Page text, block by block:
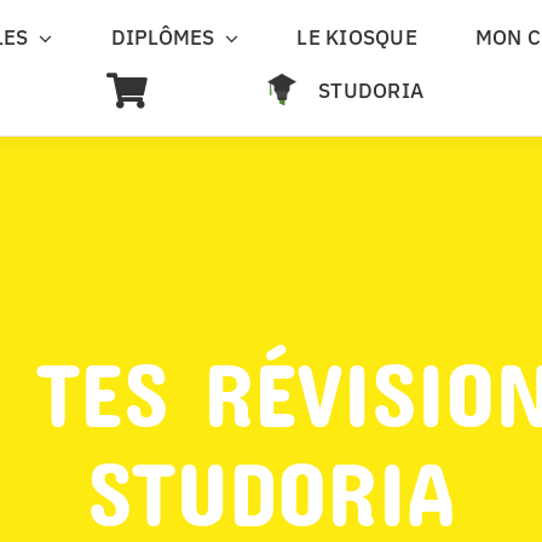
DIPLÔMES LE KIOSQUE
MON
STUDORIA
TES
STUDORIA